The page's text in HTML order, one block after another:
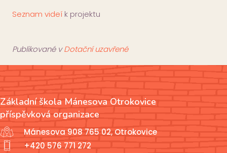
Seznam videí k projektu
Publikované vDotační uzavřené
Základní škola Mánesova Otrokovice
příspěvková organizace
Mánesova 908 765 02, Otrokovice
+420 576 771 272